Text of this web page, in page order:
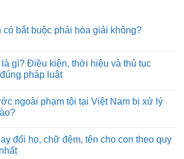
có bắt buộc phải hòa giải không?
là gì? Điều kiện, thời hiệu và thủ tục
pháp luật
ngoài phạm tội tại Việt Nam bị xử lý
đổi họ, chữ đệm, tên cho con theo quy